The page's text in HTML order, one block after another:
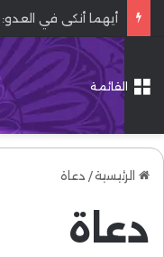
أيهما أنكى في
القائمة
الرئيسية/ دعاة
دعاة